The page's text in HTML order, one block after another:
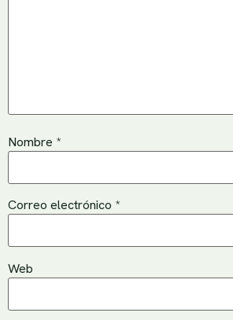
Nombre *
Correo electrónico *
Web